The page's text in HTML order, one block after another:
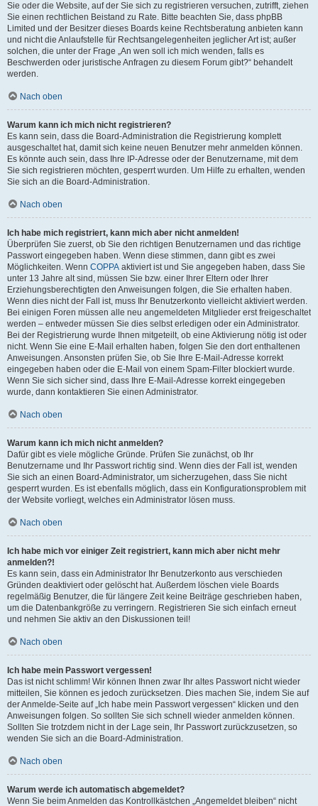
Sie oder die Website, auf der Sie sich zu registrieren versuchen, zutrifft, ziehen
Sie einen rechtlichen Beistand zu Rate. Bitte beachten Sie, dass phpBB
Limited und der Besitzer dieses Boards keine Rechtsberatung anbieten kann
und nicht die Anlaufstelle für Rechtsangelegenheiten jeglicher Art ist; außer
solchen, die unter der Frage „An wen soll ich mich wenden, falls es
Beschwerden oder juristische Anfragen zu diesem Forum gibt?“ behandelt
werden.
Nach oben
Warum kann ich mich nicht registrieren?
Es kann sein, dass die Board-Administration die Registrierung komplett
ausgeschaltet hat, damit sich keine neuen Benutzer mehr anmelden können.
Es könnte auch sein, dass Ihre IP-Adresse oder der Benutzername, mit dem
Sie sich registrieren möchten, gesperrt wurden. Um Hilfe zu erhalten, wenden
Sie sich an die Board-Administration.
Nach oben
Ich habe mich registriert, kann mich aber nicht anmelden!
Überprüfen Sie zuerst, ob Sie den richtigen Benutzernamen und das richtige
Passwort eingegeben haben. Wenn diese stimmen, dann gibt es zwei
Möglichkeiten. Wenn COPPA aktiviert ist und Sie angegeben haben, dass Sie
unter 13 Jahre alt sind, müssen Sie bzw. einer Ihrer Eltern oder Ihrer
Erziehungsberechtigten den Anweisungen folgen, die Sie erhalten haben.
Wenn dies nicht der Fall ist, muss Ihr Benutzerkonto vielleicht aktiviert werden.
Bei einigen Foren müssen alle neu angemeldeten Mitglieder erst freigeschaltet
werden – entweder müssen Sie dies selbst erledigen oder ein Administrator.
Bei der Registrierung wurde Ihnen mitgeteilt, ob eine Aktivierung nötig ist oder
nicht. Wenn Sie eine E-Mail erhalten haben, folgen Sie den dort enthaltenen
Anweisungen. Ansonsten prüfen Sie, ob Sie Ihre E-Mail-Adresse korrekt
eingegeben haben oder die E-Mail von einem Spam-Filter blockiert wurde.
Wenn Sie sich sicher sind, dass Ihre E-Mail-Adresse korrekt eingegeben
wurde, dann kontaktieren Sie einen Administrator.
Nach oben
Warum kann ich mich nicht anmelden?
Dafür gibt es viele mögliche Gründe. Prüfen Sie zunächst, ob Ihr
Benutzername und Ihr Passwort richtig sind. Wenn dies der Fall ist, wenden
Sie sich an einen Board-Administrator, um sicherzugehen, dass Sie nicht
gesperrt wurden. Es ist ebenfalls möglich, dass ein Konfigurationsproblem mit
der Website vorliegt, welches ein Administrator lösen muss.
Nach oben
Ich habe mich vor einiger Zeit registriert, kann mich aber nicht mehr
anmelden?!
Es kann sein, dass ein Administrator Ihr Benutzerkonto aus verschieden
Gründen deaktiviert oder gelöscht hat. Außerdem löschen viele Boards
regelmäßig Benutzer, die für längere Zeit keine Beiträge geschrieben haben,
um die Datenbankgröße zu verringern. Registrieren Sie sich einfach erneut
und nehmen Sie aktiv an den Diskussionen teil!
Nach oben
Ich habe mein Passwort vergessen!
Das ist nicht schlimm! Wir können Ihnen zwar Ihr altes Passwort nicht wieder
mitteilen, Sie können es jedoch zurücksetzen. Dies machen Sie, indem Sie auf
der Anmelde-Seite auf „Ich habe mein Passwort vergessen“ klicken und den
Anweisungen folgen. So sollten Sie sich schnell wieder anmelden können.
Sollten Sie trotzdem nicht in der Lage sein, Ihr Passwort zurückzusetzen, so
wenden Sie sich an die Board-Administration.
Nach oben
Warum werde ich automatisch abgemeldet?
Wenn Sie beim Anmelden das Kontrollkästchen „Angemeldet bleiben“ nicht